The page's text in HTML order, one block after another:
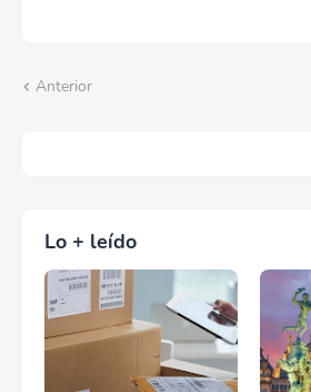
Anterior
Lo + leído